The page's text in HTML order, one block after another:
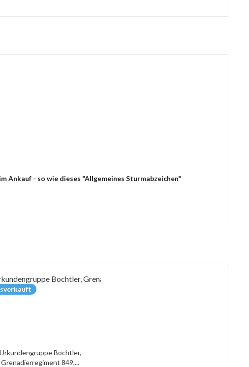
Ankauf - so wie dieses "Allgemeines Sturmabzeichen"
Urkundengruppe Bochtler,
Grenadierregiment 849,...